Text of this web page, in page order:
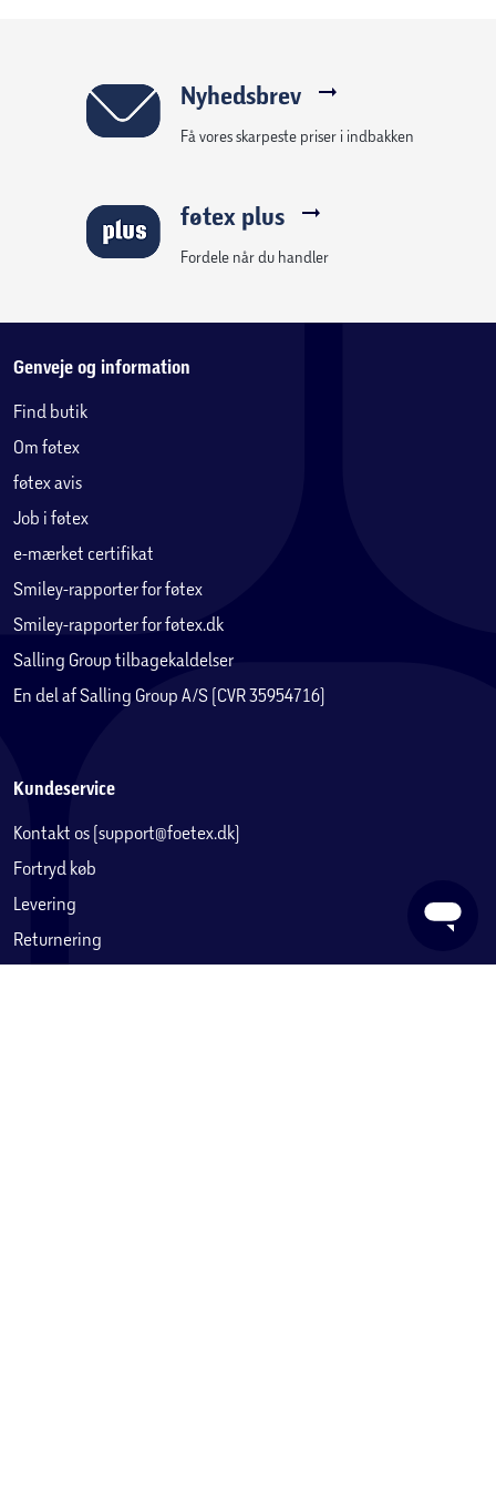
Nyhedsbrev
Få vores skarpeste priser i indbakken
føtex plus
Fordele når du handler
Genveje og information
Find butik
Om føtex
føtex avis
Job i føtex
e-mærket certifikat
Smiley-rapporter for føtex
Smiley-rapporter for føtex.dk
Salling Group tilbagekaldelser
En del af Salling Group A/S (CVR 35954716)
Kundeservice
Kontakt os (support@foetex.dk)
Fortryd køb
Levering
Returnering